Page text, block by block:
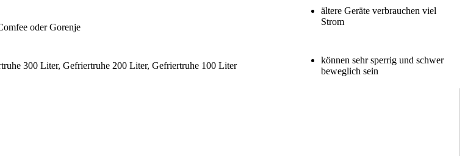
oder Gorenje
ältere Geräte verbrauchen viel
Strom
300 Liter, Gefriertruhe 200 Liter, Gefriertruhe 100 Liter
können sehr sperrig und schwer
beweglich sein